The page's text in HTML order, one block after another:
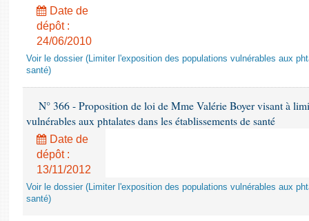
Date de
dépôt :
24/06/2010
Voir le dossier (Limiter l'exposition des populations vulnérables aux
santé)
N° 366 - Proposition de loi de Mme Valérie Boyer visant à
vulnérables aux phtalates dans les établissements de santé
Date de
dépôt :
13/11/2012
Voir le dossier (Limiter l'exposition des populations vulnérables aux
santé)